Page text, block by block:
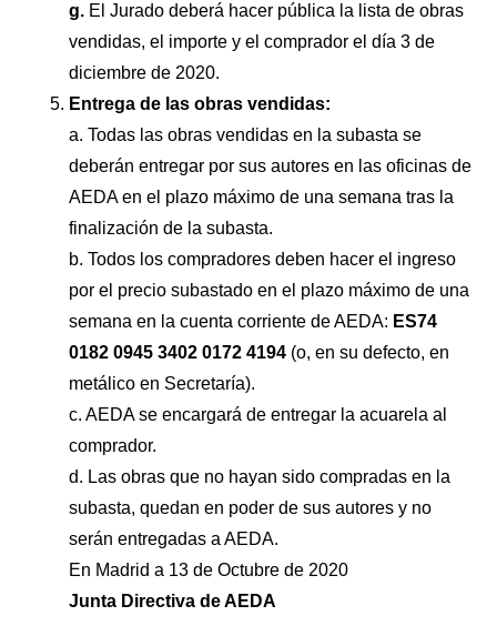
g. El Jurado deberá hacer pública la lista de obras
vendidas, el importe y el comprador el día 3 de
diciembre de 2020.
Entrega de las obras vendidas:
a. Todas las obras vendidas en la subasta se
deberán entregar por sus autores en las oficinas de
AEDA en el plazo máximo de una semana tras la
finalización de la subasta.
b. Todos los compradores deben hacer el ingreso
por el precio subastado en el plazo máximo de una
semana en la cuenta corriente de AEDA: ES74
0182 0945 3402 0172 4194 (o, en su defecto, en
metálico en Secretaría).
c. AEDA se encargará de entregar la acuarela al
comprador.
d. Las obras que no hayan sido compradas en la
subasta, quedan en poder de sus autores y no
serán entregadas a AEDA.
En Madrid a 13 de Octubre de 2020
Junta Directiva de AEDA